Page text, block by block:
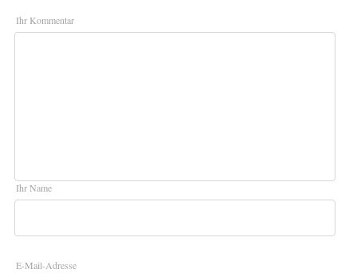
Ihr Kommentar
Ihr Name
E-Mail-Adresse